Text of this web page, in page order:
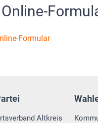
Formular
Altkreis